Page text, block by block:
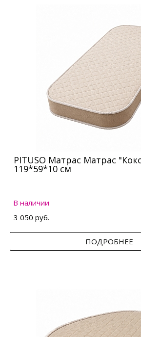
PITUSO Матрас Матрас
119*59*10 см
В наличии
3 050 руб.
ПОДРОБНЕЕ